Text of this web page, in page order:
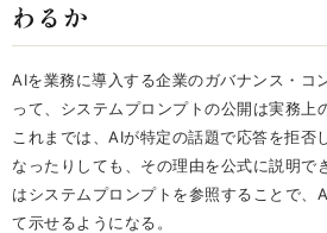
わるか
AIを業務に導入する企業のガバナンス・コ
って、システムプロンプトの公開は実務上
これまでは、AIが特定の話題で応答を拒否
なったりしても、その理由を公式に説明で
はシステムプロンプトを参照することで、
て示せるようになる。